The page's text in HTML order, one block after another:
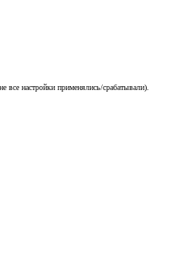
настройки применялись/срабатывали).